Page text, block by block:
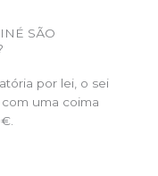
SÃO
por lei, o sei
uma coima